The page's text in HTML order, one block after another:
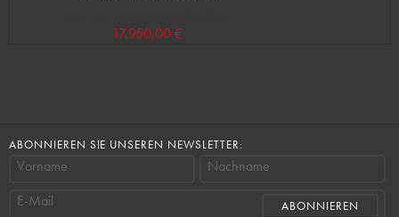
17.950,00 €
ABONNIEREN SIE UNSEREN NEWSLETTER:
Vorname
Nachname
E-Mail